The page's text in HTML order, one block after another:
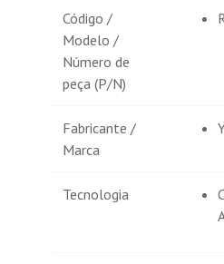
Código /
Modelo /
Número de
peça (P/N)
Fabricante /
Marca
Tecnologia